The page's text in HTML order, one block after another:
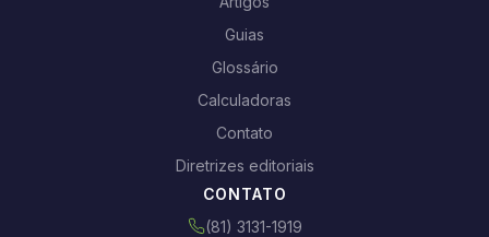
Guias
Glossário
Calculadoras
Contato
Diretrizes editoriais
CONTATO
(81) 3131-1919